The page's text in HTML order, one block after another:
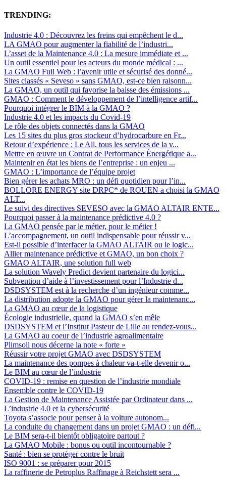
TRENDING:
Industrie 4.0 : Découvrez les freins qui empêchent le d...
LA GMAO pour augmenter la fiabilité de l’industri...
L’asset de la Maintenance 4.0 : La mesure immédiate et ...
Un outil essentiel pour les acteurs du monde médical : ...
La GMAO Full Web : l’avenir utile et sécurisé des donné...
Sites classés « Seveso » sans GMAO, est-ce bien raisonn...
La GMAO, un outil qui favorise la baisse des émissions ...
GMAO : Comment le développement de l’intelligence artif...
Pourquoi intégrer le BIM à la GMAO ?
Industrie 4.0 et les impacts du Covid-19
Le rôle des objets connectés dans la GMAO
Les 15 sites du plus gros stockeur d’hydrocarbure en Fr...
Retour d’expérience : Le All, tous les services de la v...
Mettre en œuvre un Contrat de Performance Énergétique a...
Maintenir en état les biens de l’entreprise : un enjeu ...
GMAO : L’importance de l’équipe projet
Bien gérer les achats MRO : un défi quotidien pour l’in...
BOLLORE ENERGY site DRPC* de ROUEN a choisi la GMAO
ALT...
Le suivi des directives SEVESO avec la GMAO ALTAIR ENTE...
Pourquoi passer à la maintenance prédictive 4.0 ?
La GMAO pensée par le métier, pour le métier !
L’accompagnement, un outil indispensable pour réussir v...
Est-il possible d’interfacer la GMAO ALTAIR ou le logic...
Allier maintenance prédictive et GMAO, un bon choix ?
GMAO ALTAIR, une solution full web
La solution Wavely Predict devient partenaire du logici...
Subvention d’aide à l’investissement pour l’Industrie d...
DSDSYSTEM est à la recherche d’un ingénieur comme...
La distribution adopte la GMAO pour gérer la maintenanc...
La GMAO au cœur de la logistique
Écologie industrielle, quand la GMAO s’en mêle
DSDSYSTEM et l’Institut Pasteur de Lille au rendez-vous...
La GMAO au coeur de l’industrie agroalimentaire
Plimsoll nous décerne la note « forte »
Réussir votre projet GMAO avec DSDSYSTEM
La maintenance des pompes à chaleur va-t-elle devenir o...
Le BIM au cœur de l’industrie
COVID-19 : remise en question de l’industrie mondiale
Ensemble contre le COVID-19
La Gestion de Maintenance Assistée par Ordinateur dans ...
L’industrie 4.0 et la cybersécurité
Toyota s’associe pour penser à la voiture autonom...
La conduite du changement dans un projet GMAO : un défi...
Le BIM sera-t-il bientôt obligatoire partout ?
La GMAO Mobile : bonus ou outil incontournable ?
Santé : bien se protéger contre le bruit
ISO 9001 : se préparer pour 2015
La raffinerie de Petroplus Raffinage à Reichstett sera ...